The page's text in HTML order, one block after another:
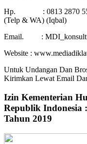
Hp. : 0813 2870
(Telp & WA) (Iqbal)
Email. :
Website :
Untuk Undangan Dan
Kirimkan Lewat Email
Izin Kementerian
Republik Indonesia
Tahun 2019